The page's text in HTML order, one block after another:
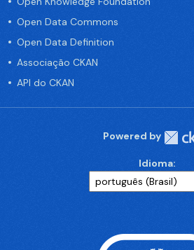
Open Data Commons
Open Data Definition
Associação CKAN
API do CKAN
Powered by
Idioma